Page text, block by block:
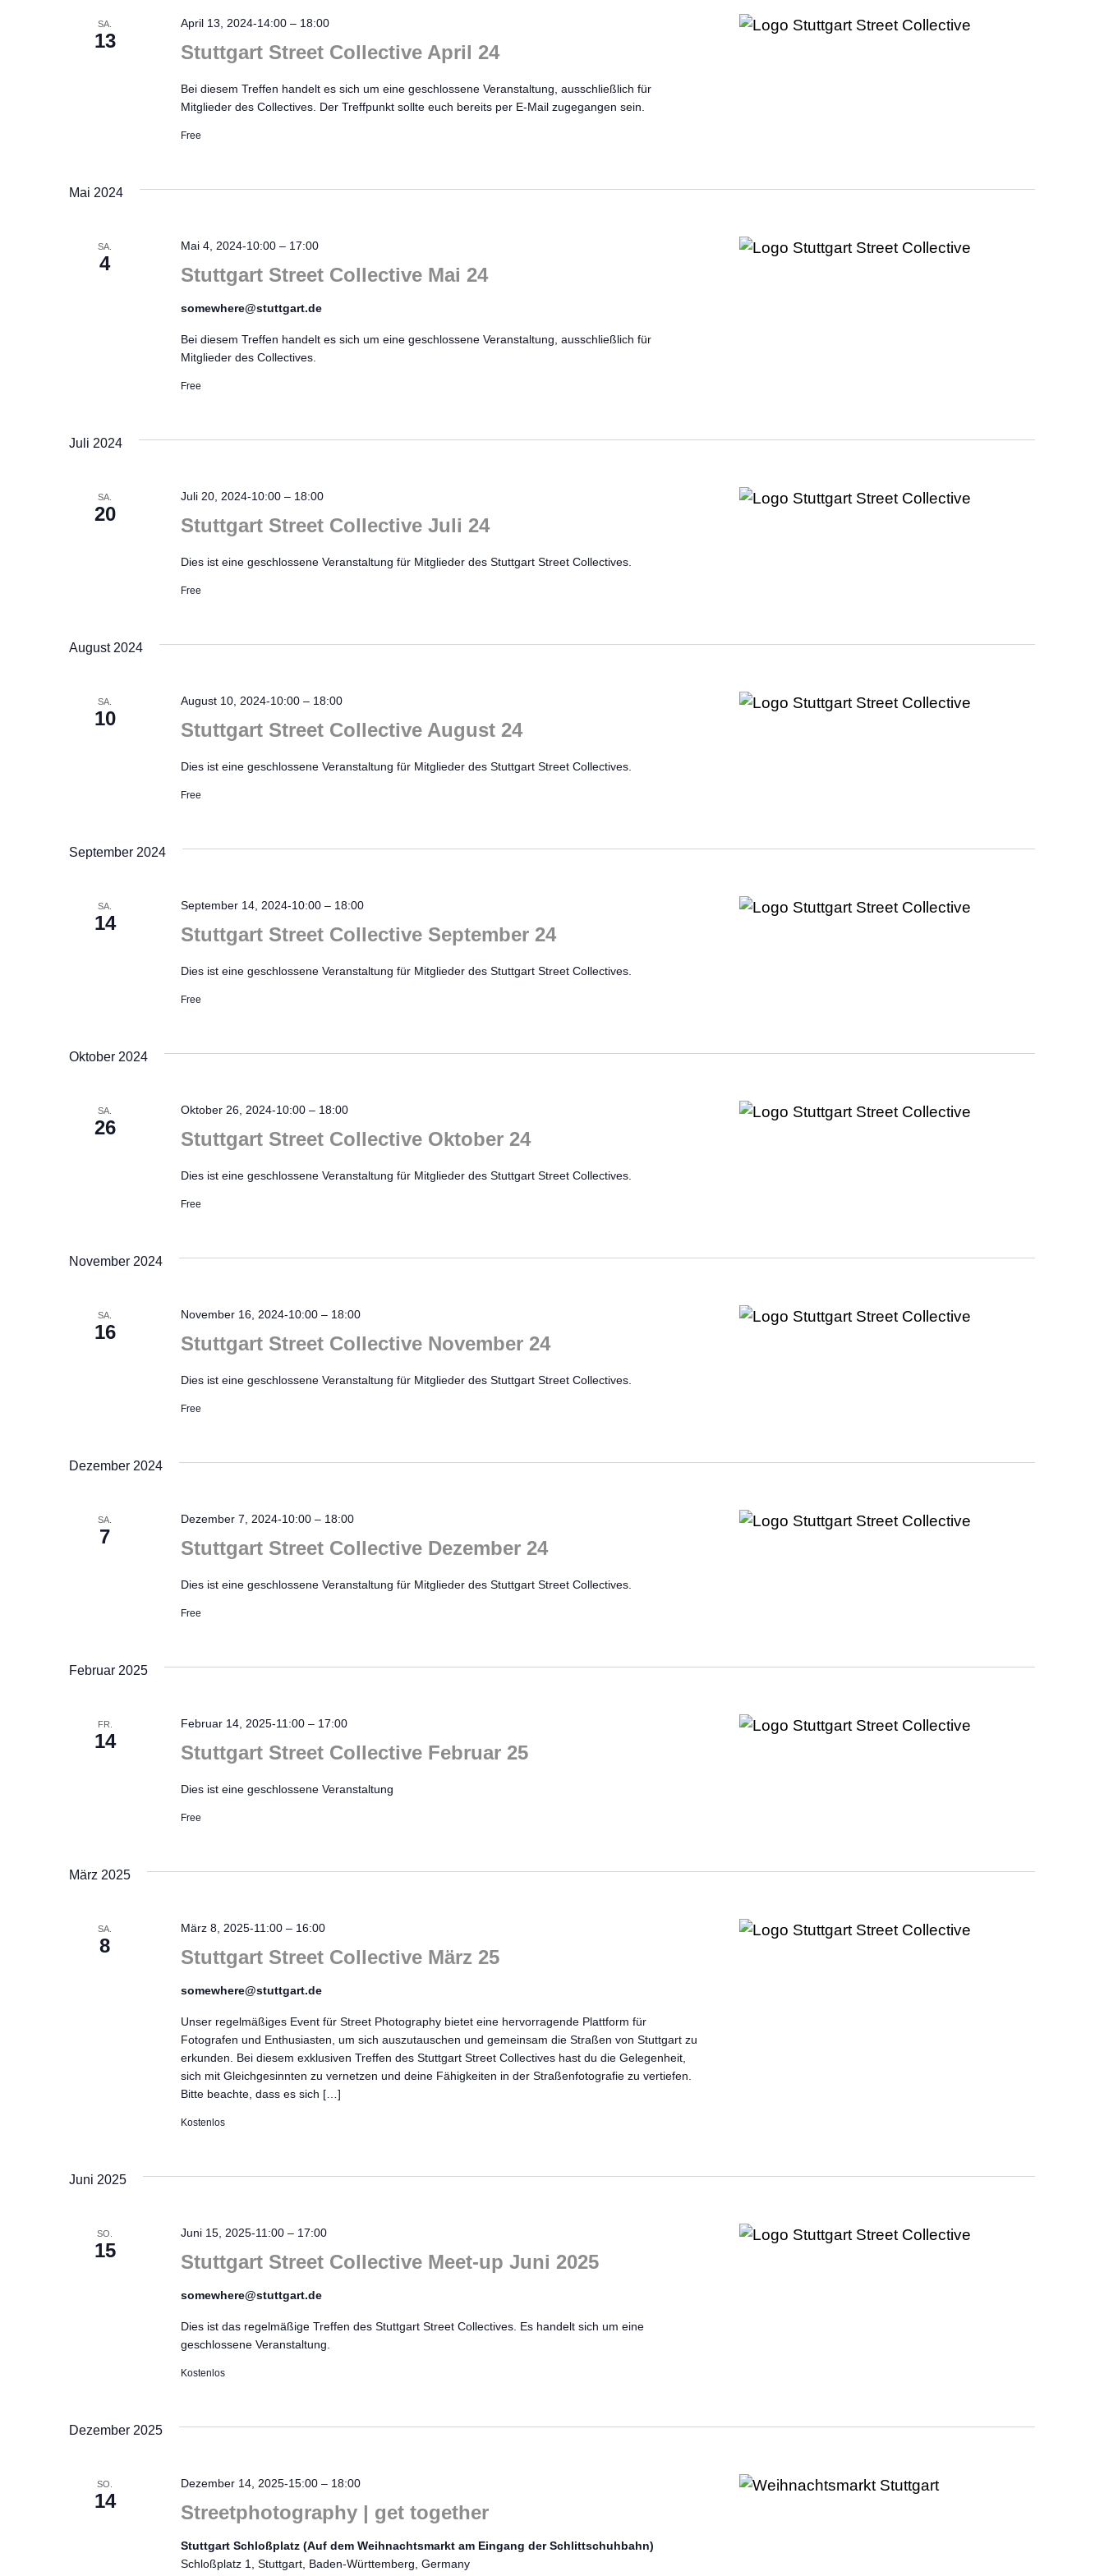
SA.
13
Stuttgart Street Collective April 24
April 13, 2024-14:00– 18:00
Bei diesem Treffen handelt es sich um eine geschlossene Veranstaltung, ausschließlich für
Mitglieder des Collectives. Der Treffpunkt sollte euch bereits per E-Mail zugegangen sein.
Free
Mai 2024
SA.
4
Stuttgart Street Collective Mai 24
Mai 4, 2024-10:00– 17:00
somewhere@stuttgart.de
Bei diesem Treffen handelt es sich um eine geschlossene Veranstaltung, ausschließlich für
Mitglieder des Collectives.
Free
Juli 2024
SA.
20
Stuttgart Street Collective Juli 24
Juli 20, 2024-10:00– 18:00
Dies ist eine geschlossene Veranstaltung für Mitglieder des Stuttgart Street Collectives.
Free
August 2024
SA.
10
Stuttgart Street Collective August 24
August 10, 2024-10:00– 18:00
Dies ist eine geschlossene Veranstaltung für Mitglieder des Stuttgart Street Collectives.
Free
September 2024
SA.
14
Stuttgart Street Collective September 24
September 14, 2024-10:00– 18:00
Dies ist eine geschlossene Veranstaltung für Mitglieder des Stuttgart Street Collectives.
Free
Oktober 2024
SA.
26
Stuttgart Street Collective Oktober 24
Oktober 26, 2024-10:00– 18:00
Dies ist eine geschlossene Veranstaltung für Mitglieder des Stuttgart Street Collectives.
Free
November 2024
SA.
16
Stuttgart Street Collective November 24
November 16, 2024-10:00– 18:00
Dies ist eine geschlossene Veranstaltung für Mitglieder des Stuttgart Street Collectives.
Free
Dezember 2024
SA.
7
Stuttgart Street Collective Dezember 24
Dezember 7, 2024-10:00– 18:00
Dies ist eine geschlossene Veranstaltung für Mitglieder des Stuttgart Street Collectives.
Free
Februar 2025
FR.
14
Stuttgart Street Collective Februar 25
Februar 14, 2025-11:00– 17:00
Dies ist eine geschlossene Veranstaltung
Free
März 2025
SA.
8
Stuttgart Street Collective März 25
März 8, 2025-11:00– 16:00
somewhere@stuttgart.de
Unser regelmäßiges Event für Street Photography bietet eine hervorragende Plattform für
Fotografen und Enthusiasten, um sich auszutauschen und gemeinsam die Straßen von Stuttgart zu
erkunden. Bei diesem exklusiven Treffen des Stuttgart Street Collectives hast du die Gelegenheit,
sich mit Gleichgesinnten zu vernetzen und deine Fähigkeiten in der Straßenfotografie zu vertiefen.
Bitte beachte, dass es sich […]
Kostenlos
Juni 2025
SO.
15
Stuttgart Street Collective Meet-up Juni 2025
Juni 15, 2025-11:00– 17:00
somewhere@stuttgart.de
Dies ist das regelmäßige Treffen des Stuttgart Street Collectives. Es handelt sich um eine
geschlossene Veranstaltung.
Kostenlos
Dezember 2025
SO.
14
Streetphotography | get together
Dezember 14, 2025-15:00– 18:00
Stuttgart Schloßplatz (Auf dem Weihnachtsmarkt am Eingang der Schlittschuhbahn)
Schloßplatz 1, Stuttgart, Baden-Württemberg, Germany